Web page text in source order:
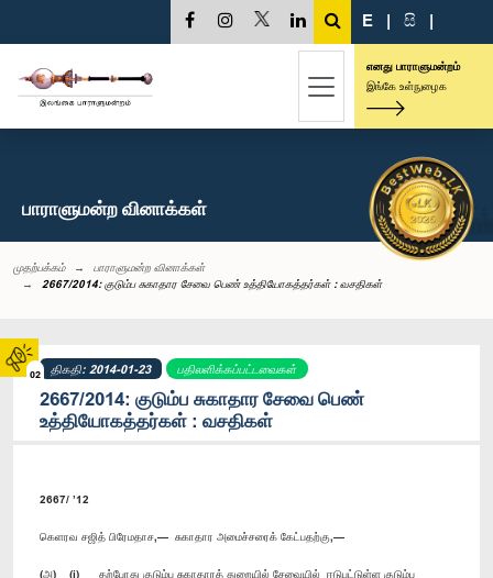
02
E | සි |
எனது பாராளுமன்றம்
இங்கே உள்நுழைக
பாராளுமன்ற வினாக்கள்
முதற்பக்கம்
பாராளுமன்ற வினாக்கள்
2667/2014: குடும்ப சுகாதார சேவை பெண் உத்தியோகத்தர்கள் : வசதிகள்
திகதி: 2014-01-23 பதிலளிக்கப்பட்டவைகள்
2667/2014: குடும்ப சுகாதார சேவை பெண்
உத்தியோகத்தர்கள் : வசதிகள்
2667/ ’12
கெளரவ சஜித் பிரேமதாச,— சுகாதார அமைச்சரைக் கேட்பதற்கு,—
(அ) (i) தற்போது குடும்ப சுகாதாரத் துறையில் சேவையில் ஈடுபட்டுள்ள குடும்ப